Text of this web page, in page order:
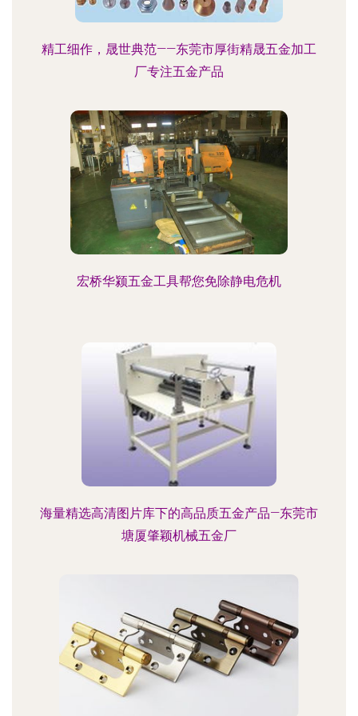
精工细作，晟世典范——东莞市厚街精晟五金加工
厂专注五金产品
宏桥华颍五金工具帮您免除静电危机
海量精选高清图片库下的高品质五金产品—东莞市
塘厦肇颖机械五金厂